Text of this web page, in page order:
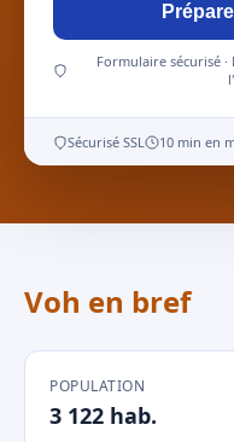
Formulaire sécurisé
Sécurisé SSL 10 min en
Voh en bref
POPULATION
3 122 hab.